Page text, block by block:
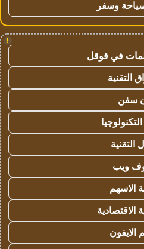
وسفر
!
في قوقل
التقنية
سفن
التقنية
ويب
الاسهم
الاقتصادية
الايفون